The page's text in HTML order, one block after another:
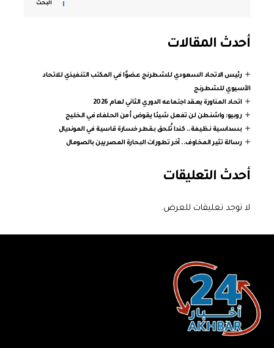
البحث
أحدث المقالات
رئيس الاتحاد السعودي للشطرنج عضوًا في المكتب التنفيذي للاتحاد
الآسيوي للشطرنج
اتحاد المناورة يعقد اجتماعه الدوري الثاني لعام 2026
روبيو: واشنطن لن تفعل شيئا يقوض أمن الحلفاء في الخليج
بسداسية نظيفة.. كندا تُلحق بقطر خسارة قاسية في المونديال
رسالة تثير المخاوف.. آخر تطورات البحارة المصريين بالصومال
أحدث التعليقات
لا توجد تعليقات للعرض.